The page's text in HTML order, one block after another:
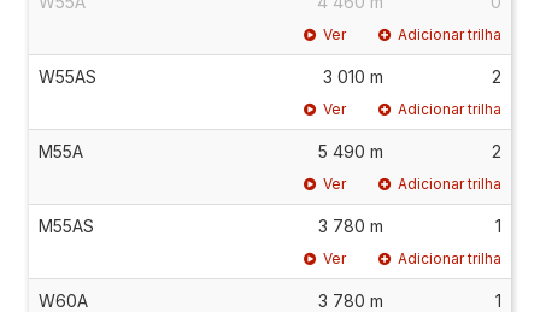
Ver Adicionar trilha
W55AS 3 010 m 2
Ver Adicionar trilha
M55A 5 490 m 2
Ver Adicionar trilha
M55AS 3 780 m 1
Ver Adicionar trilha
W60A 3 780 m 1